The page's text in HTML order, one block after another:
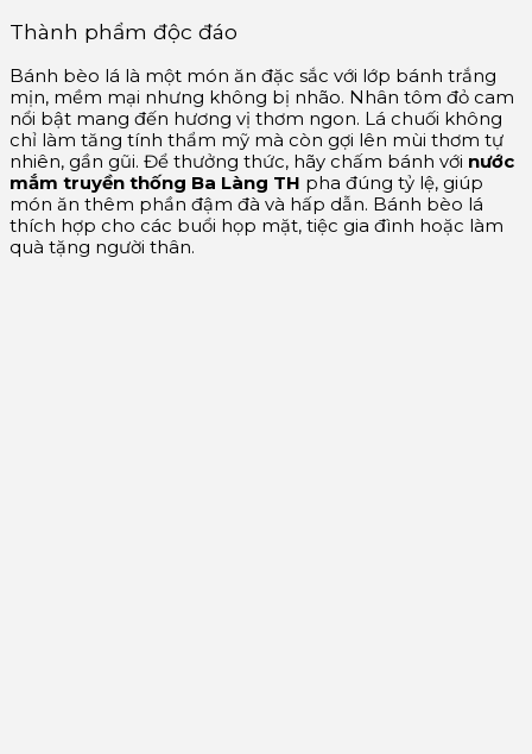
Thành phẩm độc đáo
Bánh bèo lá là một món ăn đặc sắc với lớp bánh trắng
mịn, mềm mại nhưng không bị nhão. Nhân tôm đỏ cam
nổi bật mang đến hương vị thơm ngon. Lá chuối không
chỉ làm tăng tính thẩm mỹ mà còn gợi lên mùi thơm tự
nhiên, gần gũi. Để thưởng thức, hãy chấm bánh với nước
mắm truyền thống Ba Làng TH pha đúng tỷ lệ, giúp
món ăn thêm phần đậm đà và hấp dẫn. Bánh bèo lá
thích hợp cho các buổi họp mặt, tiệc gia đình hoặc làm
quà tặng người thân.